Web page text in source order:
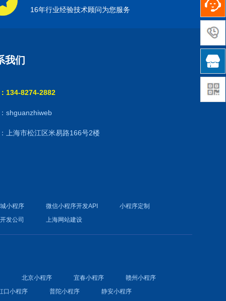
16年行业经验技术顾问为您服务
我们
134-8274-2882
shguanzhiweb
上海市松江区米易路166号2楼
小程序 微信小程序开发API
小程序定制
发公司
上海网站建设
北京小程序 宜春小程序
赣州小程序
口小程序
普陀小程序 静安小程序
